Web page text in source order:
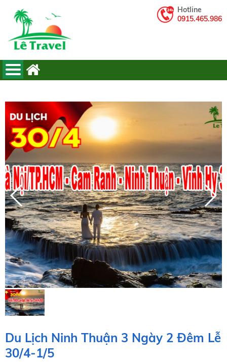
Hotline
0915.465.986
Du Lịch Ninh Thuận 3 Ngày 2 Đêm Lễ
30/4-1/5